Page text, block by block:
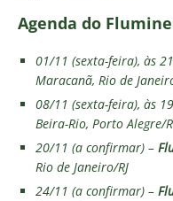
Agenda do
01/11 (sexta-feira), às
Maracanã, Rio de
08/11 (sexta-feira), às
Beira-Rio, Porto Alegre/
20/11 (a confirmar) –
Rio de Janeiro/RJ
24/11 (a confirmar) –